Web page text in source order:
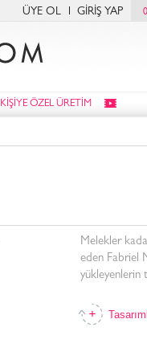
ÜYE OL GİRİŞ YAP 0
KİŞİYE ÖZEL ÜRETİM
Melekler
eden Fabriel
yükleyenlerin